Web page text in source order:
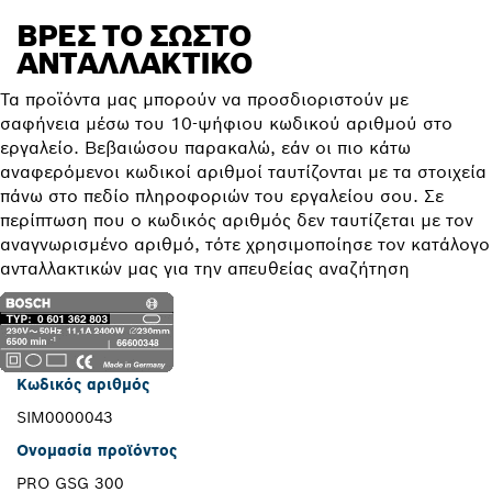
ΒΡΕΣ ΤΟ ΣΩΣΤΌ
ΑΝΤΑΛΛΑΚΤΙΚΌ
Τα προϊόντα μας μπορούν να προσδιοριστούν με
σαφήνεια μέσω του 10-ψήφιου κωδικού αριθμού στο
εργαλείο. Βεβαιώσου παρακαλώ, εάν οι πιο κάτω
αναφερόμενοι κωδικοί αριθμοί ταυτίζονται με τα στοιχεία
πάνω στο πεδίο πληροφοριών του εργαλείου σου. Σε
περίπτωση που ο κωδικός αριθμός δεν ταυτίζεται με τον
αναγνωρισμένο αριθμό, τότε χρησιμοποίησε τον κατάλογο
ανταλλακτικών μας για την απευθείας αναζήτηση
Κωδικός αριθμός
SIM0000043
Ονομασία προϊόντος
PRO GSG 300